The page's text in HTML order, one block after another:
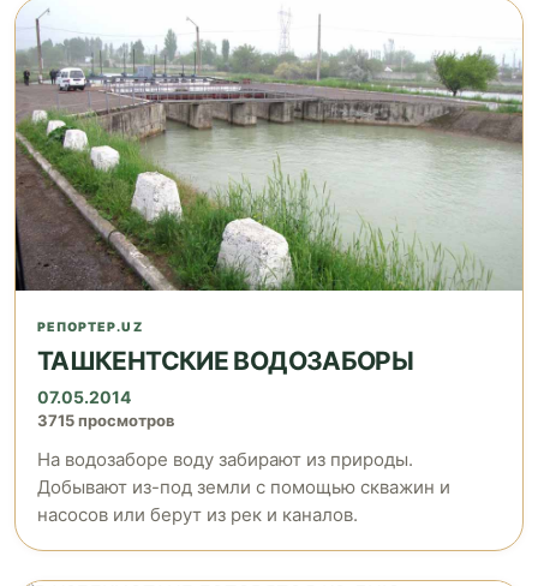
РЕПОРТЕР.UZ
ТАШКЕНТСКИЕ ВОДОЗАБОРЫ
07.05.2014
3715 просмотров
На водозаборе воду забирают из природы.
Добывают из-под земли с помощью скважин и
насосов или берут из рек и каналов.